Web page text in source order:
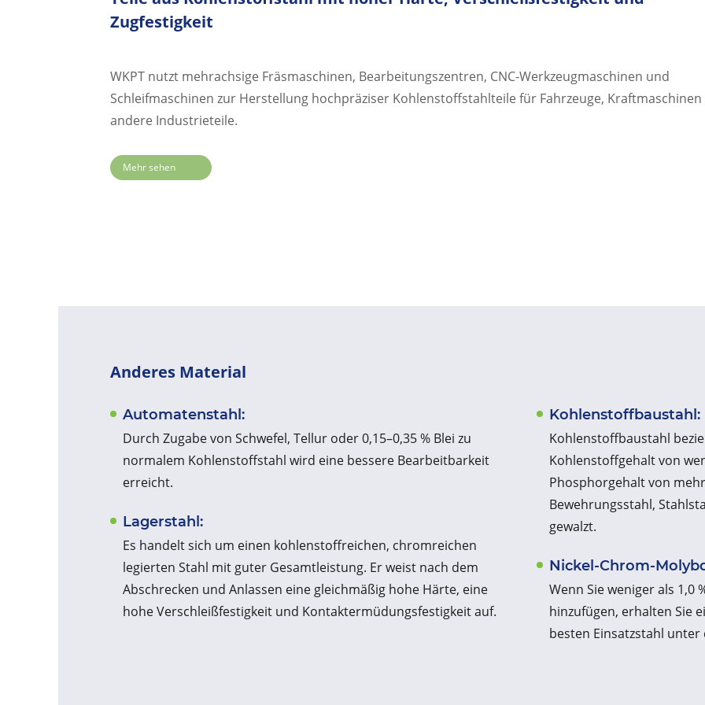
Zugfestigkeit
WKPT nutzt mehrachsige Fräsmaschinen, Bearbeitungszentren, CNC-Werkzeugmaschinen und
Schleifmaschinen zur Herstellung hochpräziser Kohlenstoffstahlteile für Fahrzeuge,
andere Industrieteile.
Mehr sehen
Anderes Material
Automatenstahl:
Durch Zugabe von Schwefel, Tellur oder 0,15–0,35 % Blei zu
normalem Kohlenstoffstahl wird eine bessere Bearbeitbarkeit
erreicht.
Lagerstahl:
Es handelt sich um einen kohlenstoffreichen, chromreichen
legierten Stahl mit guter Gesamtleistung. Er weist nach dem
Abschrecken und Anlassen eine gleichmäßig hohe Härte, eine
hohe Verschleißfestigkeit und Kontaktermüdungsfestigkeit auf.
Kohlenstoffbaustahl:
Kohlenstoffbaustahl
Kohlenstoffgehalt von
Phosphorgehalt von
Bewehrungsstahl,
gewalzt.
Nickel-Chrom-
Wenn Sie weniger als 1,0
hinzufügen, erhalten Sie
besten Einsatzstahl unter